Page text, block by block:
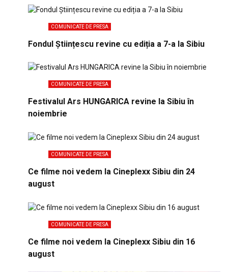
COMUNICATE DE PRESA
Fondul Științescu revine cu ediția a 7-a la Sibiu
COMUNICATE DE PRESA
Festivalul Ars HUNGARICA revine la Sibiu în
noiembrie
COMUNICATE DE PRESA
Ce filme noi vedem la Cineplexx Sibiu din 24
august
COMUNICATE DE PRESA
Ce filme noi vedem la Cineplexx Sibiu din 16
august